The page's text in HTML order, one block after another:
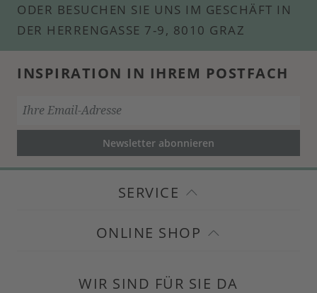
ODER BESUCHEN SIE UNS IM GESCHÄFT IN
DER HERRENGASSE 7-9, 8010 GRAZ
INSPIRATION IN IHREM POSTFACH
Newsletter abonnieren
SERVICE
ONLINE SHOP
WIR SIND FÜR SIE DA